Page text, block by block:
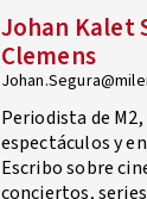
Johan Kalet
Clemens
Periodista de
espectáculos y
Escribo sobre
conciertos,